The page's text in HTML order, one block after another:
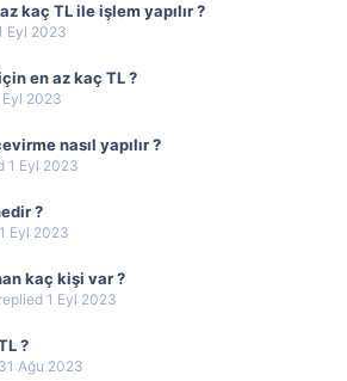
kaç TL ile işlem yapılır ?
Eyl 2023
en az kaç TL ?
Eyl 2023
nasıl yapılır ?
1 Eyl 2023
?
1 Eyl 2023
kaç kişi var ?
1 Eyl 2023
?
31 Ağu 2023